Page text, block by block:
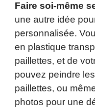
Faire soi-même
une autre idée
personnalisée.
en plastique
paillettes, et de
pouvez peindre
paillettes, ou
photos pour une